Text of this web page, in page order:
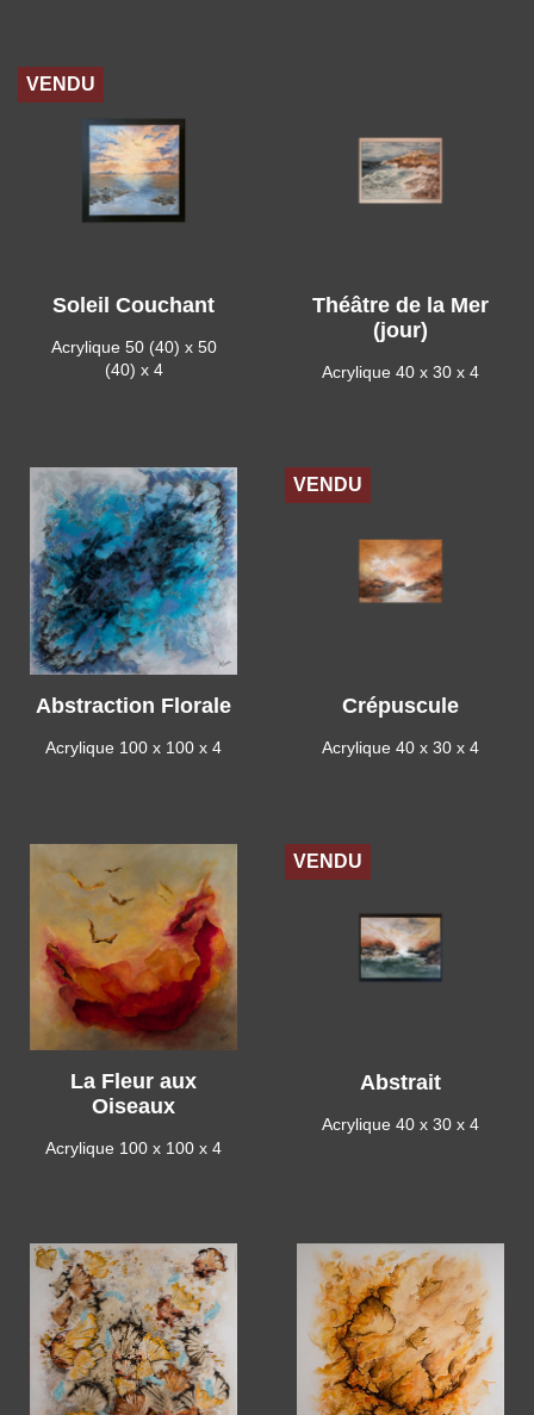
Soleil Couchant
Acrylique 50 (40) x 50
(40) x 4
VENDU
Théâtre de la Mer
(jour)
Acrylique 40 x 30 x 4
Abstraction Florale
Acrylique 100 x 100 x 4
Crépuscule
Acrylique 40 x 30 x 4
VENDU
La Fleur aux
Oiseaux
Acrylique 100 x 100 x 4
Abstrait
Acrylique 40 x 30 x 4
VENDU